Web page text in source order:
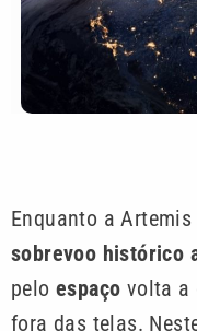
Enquanto a
sobrevoo histórico
pelo espaço volta a
fora das telas.